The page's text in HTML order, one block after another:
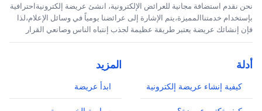
نحن نقدم استضافة مجانية للعرائض الإلكترونية، انشئ عريضة إلكترونيةاحترافية
بإستخدام خدمتناالمميزة،يتم الإشارة إلى عرائضنا يومياً في وسائل الإعلام،لذا
فإن إنشائك عريضة يعتبر طريقة عظيمة لجذب إنتباه الناس وصانعي القرار
أدلة
كيفية إنشاء عريضة إلكترونية
المزيد
ابدأ عريضة